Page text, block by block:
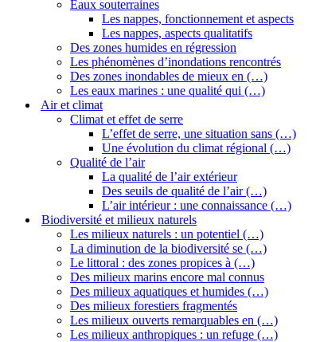
Eaux souterraines
Les nappes, fonctionnement et aspects
Les nappes, aspects qualitatifs
Des zones humides en régression
Les phénomènes d’inondations rencontrés
Des zones inondables de mieux en (…)
Les eaux marines : une qualité qui (…)
Air et climat
Climat et effet de serre
L’effet de serre, une situation sans (…)
Une évolution du climat régional (…)
Qualité de l’air
La qualité de l’air extérieur
Des seuils de qualité de l’air (…)
L’air intérieur : une connaissance (…)
Biodiversité et milieux naturels
Les milieux naturels : un potentiel (…)
La diminution de la biodiversité se (…)
Le littoral : des zones propices à (…)
Des milieux marins encore mal connus
Des milieux aquatiques et humides (…)
Des milieux forestiers fragmentés
Les milieux ouverts remarquables en (…)
Les milieux anthropiques : un refuge (…)